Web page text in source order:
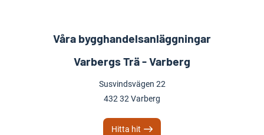
Våra bygghandelsanläggningar
Varbergs Trä - Varberg
Susvindsvägen 22
432 32 Varberg
Hitta hit